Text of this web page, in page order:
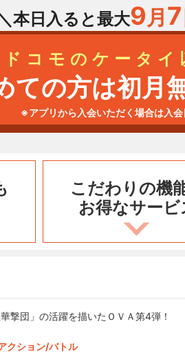
本日入ると最大9月 7
ドコモのケータイ
ての方は初月
※アプリから入会いただく場合は入
こだわりの機
お得なサービ
撃団」の活躍を描いたＯＶＡ第4弾！
クション/バトル